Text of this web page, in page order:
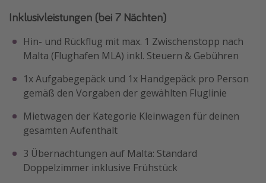
Inklusivleistungen (bei 7 Nächten)
Hin- und Rückflug mit max. 1 Zwischenstopp nach
Malta (Flughafen MLA) inkl. Steuern & Gebühren
1x Aufgabegepäck und 1x Handgepäck pro Person
gemäß den Vorgaben der gewählten Fluglinie
Mietwagen der Kategorie Kleinwagen für deinen
gesamten Aufenthalt
3 Übernachtungen auf Malta: Standard
Doppelzimmer inklusive Frühstück